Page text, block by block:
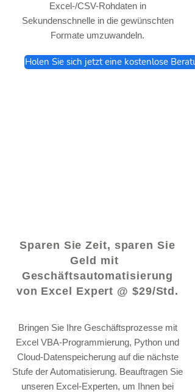
Excel-/CSV-Rohdaten in
Sekundenschnelle in die gewünschten
Formate umzuwandeln.
Holen Sie sich jetzt eine kostenlose
Sparen Sie Zeit, sparen Sie
Geld mit
Geschäftsautomatisierung
von Excel Expert @ $29/Std.
Bringen Sie Ihre Geschäftsprozesse mit
Excel VBA-Programmierung, Python und
Cloud-Datenspeicherung auf die nächste
Stufe der Automatisierung. Beauftragen Sie
unseren Excel-Experten, um Ihnen bei